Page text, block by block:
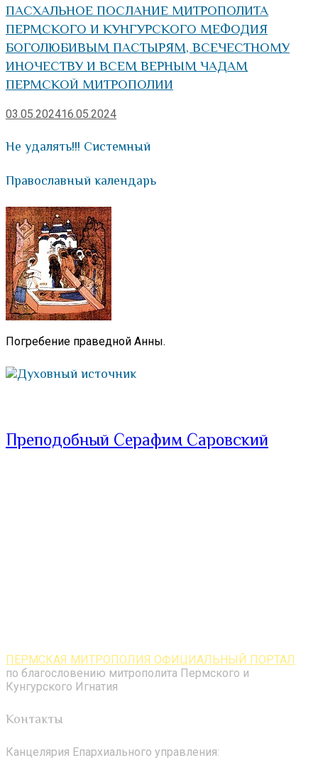
ПАСХАЛЬНОЕ ПОСЛАНИЕ МИТРОПОЛИТА
ПЕРМСКОГО И КУНГУРСКОГО МЕФОДИЯ
БОГОЛЮБИВЫМ ПАСТЫРЯМ, ВСЕЧЕСТНОМУ
ИНОЧЕСТВУ И ВСЕМ ВЕРНЫМ ЧАДАМ
ПЕРМСКОЙ МИТРОПОЛИИ
03.05.202416.05.2024
Не удалять!!! Системный
Православный календарь
Погребение праведной Анны.
Духовный источник
Преподобный Серафим Саровский
ПЕРМСКАЯ МИТРОПОЛИЯ ОФИЦИАЛЬНЫЙ ПОРТАЛ
по благословению митрополита Пермского и
Кунгурского Игнатия
Контакты
Канцелярия Епархиального управления: